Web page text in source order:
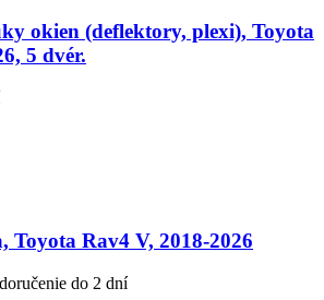
okien (deflektory, plexi), Toyota
5 dvér.
Rav4 V, 2018-2026
do 2 dní